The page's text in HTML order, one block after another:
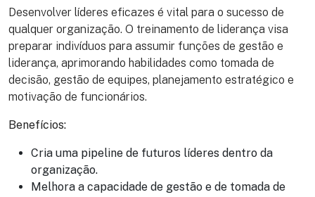
Desenvolver líderes eficazes é vital para o sucesso de
qualquer organização. O treinamento de liderança visa
preparar indivíduos para assumir funções de gestão e
liderança, aprimorando habilidades como tomada de
decisão, gestão de equipes, planejamento estratégico e
motivação de funcionários.
Benefícios:
Cria uma pipeline de futuros líderes dentro da
organização.
Melhora a capacidade de gestão e de tomada de